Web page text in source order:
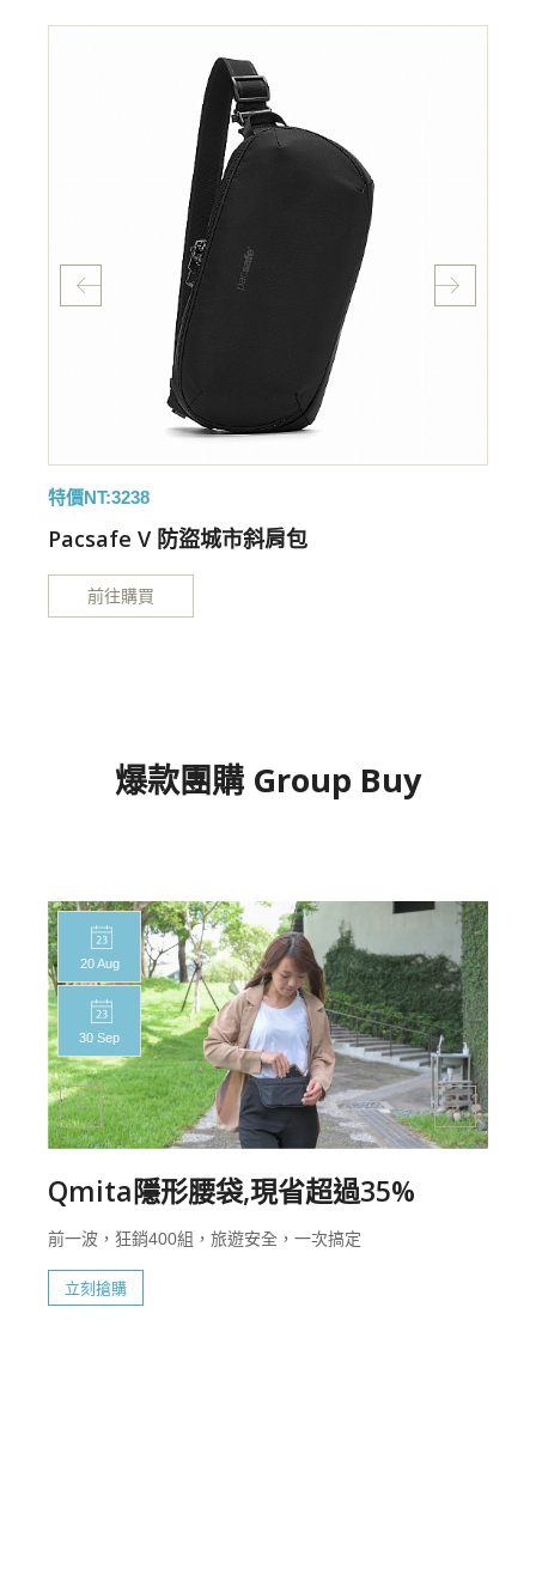
特價NT:3238
Pacsafe V 防盜城市斜肩包
前往購買
爆款團購 Group Buy
20 Aug
30 Sep
Qmita隱形腰袋,現省超過35%
前一波，狂銷400組，旅遊安全，一次搞定
立刻搶購